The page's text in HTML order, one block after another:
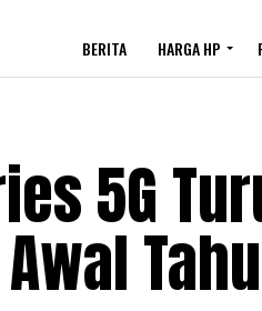
BERITA HARGA HP
5G